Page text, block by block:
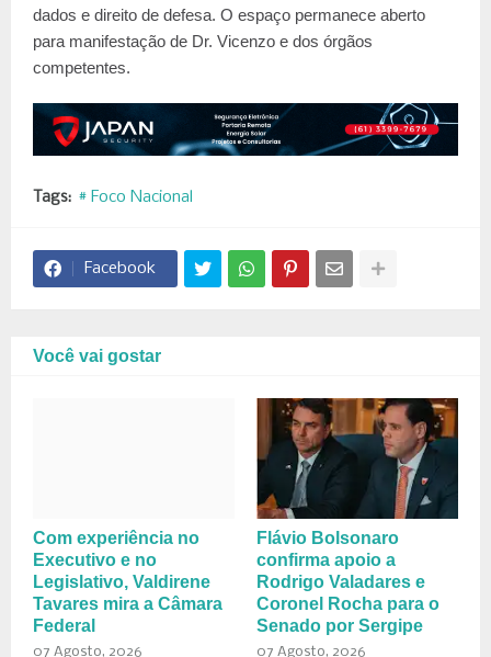
dados e direito de defesa. O espaço permanece aberto
para manifestação de Dr. Vicenzo e dos órgãos
competentes.
Tags: # Foco Nacional
Facebook
Você vai gostar
Com experiência no
Executivo e no
Legislativo, Valdirene
Tavares mira a Câmara
Federal
07 Agosto, 2026
Flávio Bolsonaro
confirma apoio a
Rodrigo Valadares e
Coronel Rocha para o
Senado por Sergipe
07 Agosto, 2026